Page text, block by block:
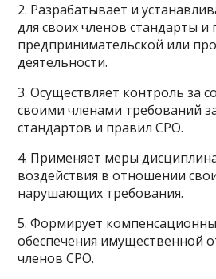
2. Разрабатывает и
для своих членов стандарты и
предпринимательской или
деятельности.
3. Осуществляет контроль за
своими членами требований
стандартов и правил СРО.
4. Применяет меры
воздействия в отношении
нарушающих требования.
5. Формирует
обеспечения имущественной
членов СРО.